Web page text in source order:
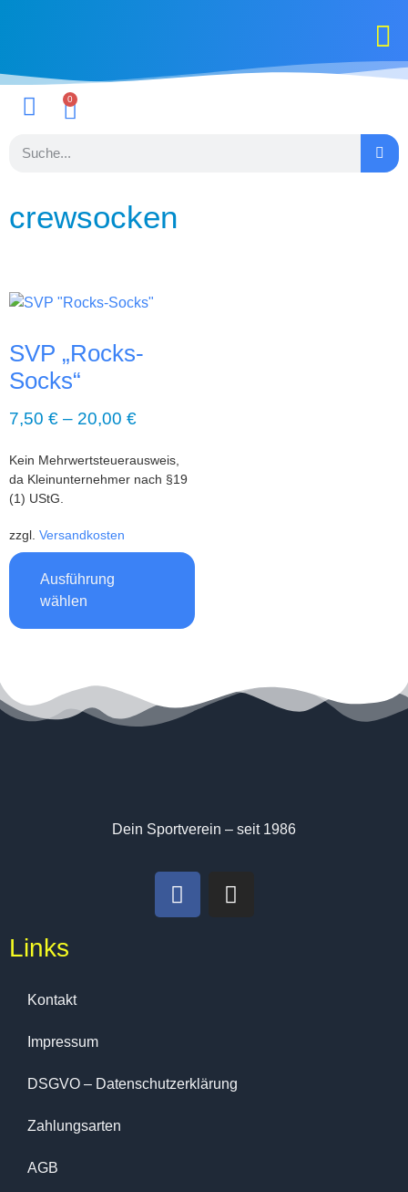
0
crewsocken
SVP „Rocks-
Socks“
7,50 € – 20,00 €
Kein Mehrwertsteuerausweis,
da Kleinunternehmer nach §19
(1) UStG.
zzgl. Versandkosten
Ausführung
wählen
Dein Sportverein – seit 1986
Links
Kontakt
Impressum
DSGVO – Datenschutzerklärung
Zahlungsarten
AGB